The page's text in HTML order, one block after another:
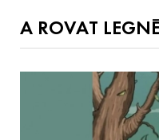
A ROVAT